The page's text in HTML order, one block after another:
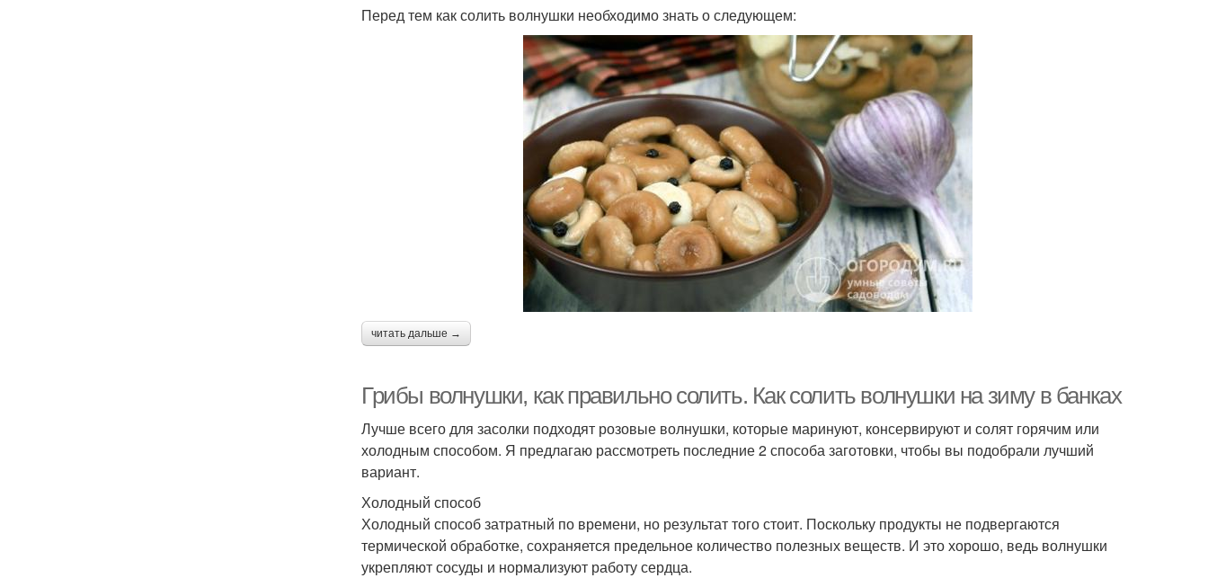
Перед тем как солить волнушки необходимо знать о следующем:
читать дальше →
Грибы волнушки, как правильно солить. Как солить волнушки на зиму в банках
Лучше всего для засолки подходят розовые волнушки, которые маринуют, консервируют и солят горячим или
холодным способом. Я предлагаю рассмотреть последние 2 способа заготовки, чтобы вы подобрали лучший
вариант.
Холодный способ
Холодный способ затратный по времени, но результат того стоит. Поскольку продукты не подвергаются
термической обработке, сохраняется предельное количество полезных веществ. И это хорошо, ведь волнушки
укрепляют сосуды и нормализуют работу сердца.